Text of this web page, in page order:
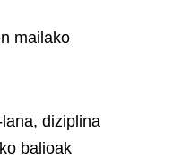
mailako
lana, diziplina
balioak